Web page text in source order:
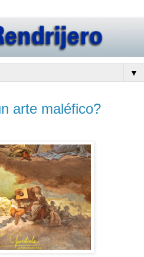
▼
arte maléfico?